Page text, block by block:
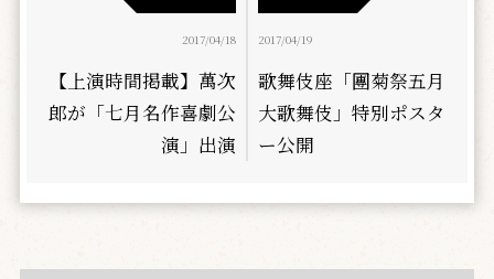
2017/04/18
【上演時間掲載】萬次
郎が「七月名作喜劇公
演」出演
2017/04/19
歌舞伎座「團菊祭五月
大歌舞伎」特別ポスタ
ー公開